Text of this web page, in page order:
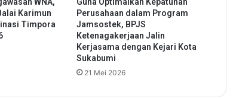
n
a
n
WNA,
Karimun
Timpora
Guna Optimalkan Kepatuhan
Perusahaan dalam Program
Jamsostek, BPJS
Ketenagakerjaan Jalin
Kerjasama dengan Kejari Kota
Sukabumi
21 Mei 2026